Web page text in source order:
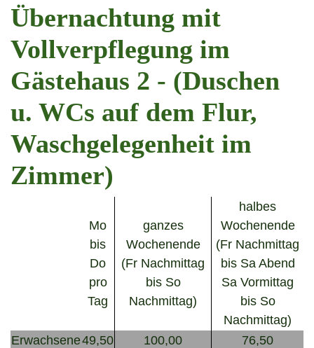
Übernachtung mit
Vollverpflegung im
Gästehaus 2 - (Duschen
u. WCs auf dem Flur,
Waschgelegenheit im
Zimmer)
Mo
bis
Do
pro
Tag
ganzes
Wochenende
(Fr Nachmittag
bis So
Nachmittag)
halbes
Wochenende
(Fr Nachmittag
bis Sa Abend
Sa Vormittag
bis So
Nachmittag)
Erwachsene49,50 100,00
76,50